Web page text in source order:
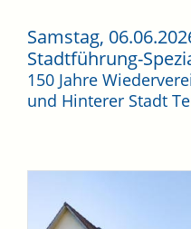
Samstag,
Stadtführung-
150 Jahre
und Hinterer Stadt